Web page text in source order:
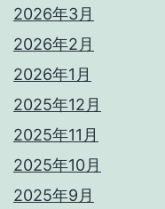
2026年3月
2026年2月
2026年1月
2025年12月
2025年11月
2025年10月
2025年9月